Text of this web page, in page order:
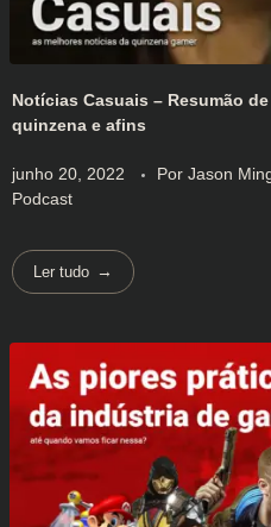
Notícias Casuais – Resumão
quinzena e afins
junho 20, 2022 Por Jason
Podcast
Ler tudo